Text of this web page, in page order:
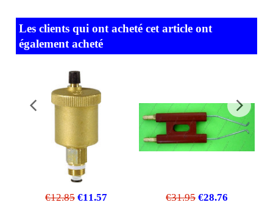
Les clients qui ont acheté cet article ont
également acheté
€12.85 €11.57
€31.95 €28.76